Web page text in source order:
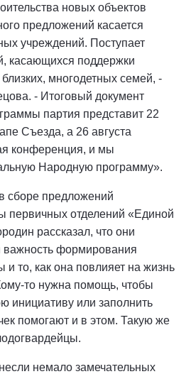
новых объектов
предложений касается
учреждений. Поступает
касающихся поддержки
многодетных семей, -
- Итоговый документ
партия представит 22
Съезда, а 26 августа
конференция, и мы
Народную программу».
сборе предложений
первичных отделений «Единой
рассказал, что они
важность формирования
то, как она повлияет на жизнь
то нужна помощь, чтобы
инициативу или заполнить
помогают и в этом. Такую же
немало замечательных